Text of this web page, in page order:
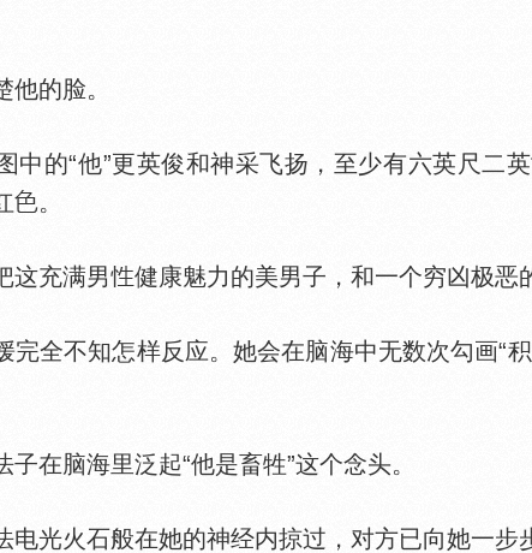
的脸。
的“他”更英俊和神采飞扬，至少有六英尺二
。
充满男 健康魅力的美男子，和一个穷凶极恶
不知怎样反应。她会在脑海中无数次勾画“
脑海里泛起“他是畜牲”这个念头。
火石般在她的神经内掠过，对方已向她一步